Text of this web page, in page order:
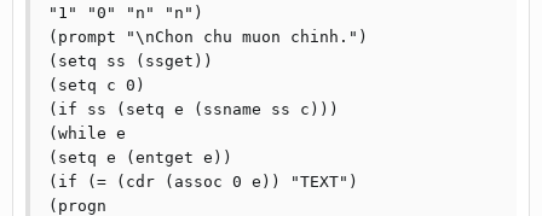
"1" "0" "n" "n")
(prompt "\nChon chu muon chinh.")
(setq ss (ssget))
(setq c 0)
(if ss (setq e (ssname ss c)))
(while e
(setq e (entget e))
(if (= (cdr (assoc 0 e)) "TEXT")
(progn